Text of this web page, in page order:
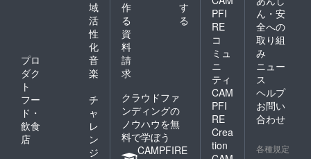
域
活
性
化
プロ
ダク
ト
音
楽
フー
ド・
飲食
店
チ
ャ
レ
ン
ジ
作
る
す
る
資
料
請
求
クラウドファ
ンディングの
ノウハウを無
料で学ぼう
CAMPFIRE
PFI
RE
コ
ミュ
ニ
ティ
CAM
PFI
RE
Crea
tion
ん・安
全への
取り組
み
ニュー
ス
ヘルプ
お問い
合わせ
各種規定